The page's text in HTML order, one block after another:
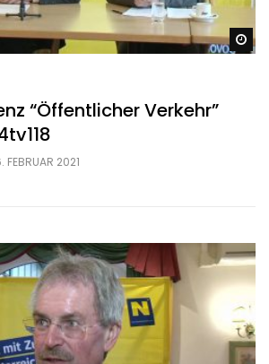
“Öffentlicher Verkehr”
FEBRUAR 2021